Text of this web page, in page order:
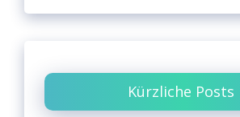
Kürzliche Posts